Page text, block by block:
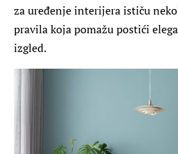
za uređenje interijera ističu
pravila koja pomažu postići
izgled.